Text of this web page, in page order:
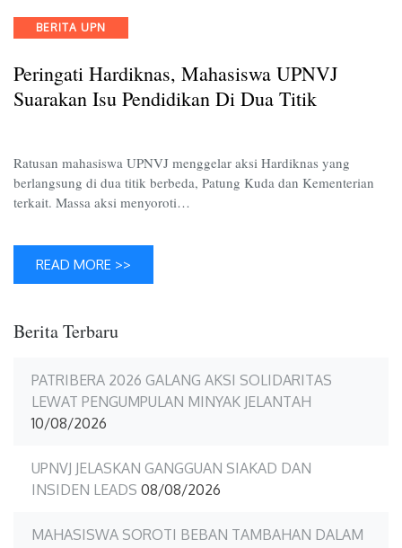
Categories
BERITA UPN
Peringati Hardiknas, Mahasiswa UPNVJ
Suarakan Isu Pendidikan Di Dua Titik
Ratusan mahasiswa UPNVJ menggelar aksi Hardiknas yang
berlangsung di dua titik berbeda, Patung Kuda dan Kementerian
terkait. Massa aksi menyoroti…
READ MORE >>
Berita Terbaru
PATRIBERA 2026 GALANG AKSI SOLIDARITAS
LEWAT PENGUMPULAN MINYAK JELANTAH
10/08/2026
UPNVJ JELASKAN GANGGUAN SIAKAD DAN
INSIDEN LEADS 08/08/2026
MAHASISWA SOROTI BEBAN TAMBAHAN DALAM